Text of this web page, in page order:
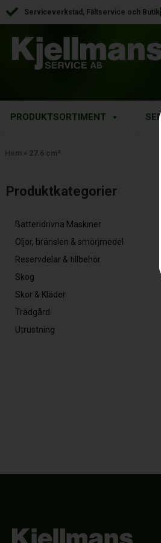
Serviceverkstad, Fältservice och Butik
PRODUKTSORTIMENT
Hem » 27.6 cm³
Produktkategorier​
Batteridrivna Maskiner
Oljor, bränslen & smörjmedel
Reservdelar & tillbehör
Skog
Skor & Kläder
Trädgård
Utrustning